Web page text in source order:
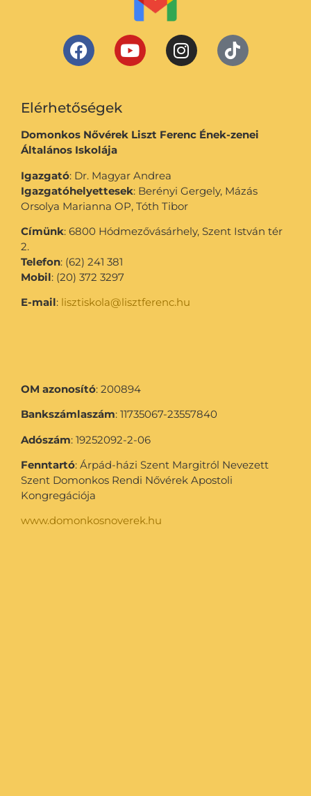
Elérhetőségek
Domonkos Nővérek Liszt Ferenc Ének-zenei
Általános Iskolája
Igazgató: Dr. Magyar Andrea
Igazgatóhelyettesek: Berényi Gergely, Mázás
Orsolya Marianna OP, Tóth Tibor
Címünk: 6800 Hódmezővásárhely, Szent István tér
2.
Telefon: (62) 241 381
Mobil: (20) 372 3297
E-mail: lisztiskola@lisztferenc.hu
OM azonosító: 200894
Bankszámlaszám: 11735067-23557840
Adószám: 19252092-2-06
Fenntartó: Árpád-házi Szent Margitról Nevezett
Szent Domonkos Rendi Nővérek Apostoli
Kongregációja
www.domonkosnoverek.hu